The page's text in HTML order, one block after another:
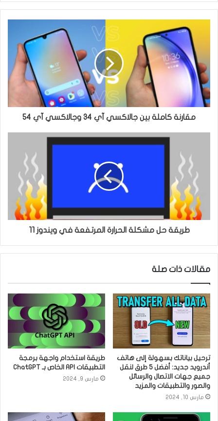
ي
س
ب
ك
ي
ت
ر
مقارنة كاملة بين جالاكسي آي 34 وجالاكسي آي 54
طريقة حل مشكلة الحرارة المرتفعة في ويندوز 11
مقالات ذات صلة
ترحيل بياناتك بسهولة إلى هاتف
أندرويد جديد: أفضل 5 طرق لنقل
جميع جهات الاتصال والرسائل
والصور والتطبيقات والمزيد
مارس 10, 2024
طريقة استخدام واجهة برمجة
التطبيقات API الخاص بـ ChatGPT
مارس 9, 2024